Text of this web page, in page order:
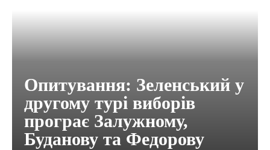
Опитування: Зеленський у
другому турі виборів
програє Залужному,
Буданову та Федорову